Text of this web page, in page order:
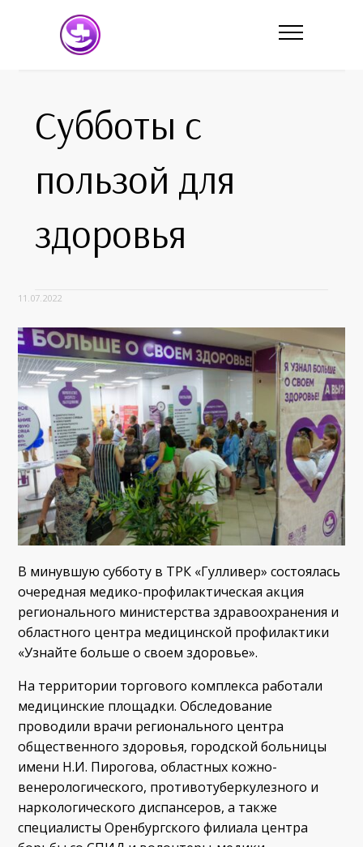
Субботы с
пользой для
здоровья
11.07.2022
В минувшую субботу в ТРК «Гулливер» состоялась
очередная медико-профилактическая акция
регионального министерства здравоохранения и
областного центра медицинской профилактики
«Узнайте больше о своем здоровье».
На территории торгового комплекса работали
медицинские площадки. Обследование
проводили врачи регионального центра
общественного здоровья, городской больницы
имени Н.И. Пирогова, областных кожно-
венерологического, противотуберкулезного и
наркологического диспансеров, а также
специалисты Оренбургского филиала центра